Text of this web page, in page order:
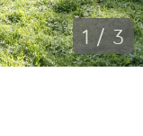
1 / 3